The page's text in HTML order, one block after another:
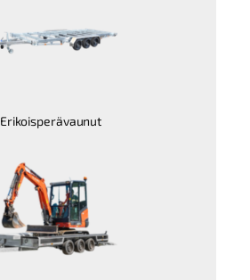
Erikoisperävaunut